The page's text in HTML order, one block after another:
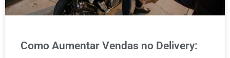
Como Aumentar Vendas no Delivery: